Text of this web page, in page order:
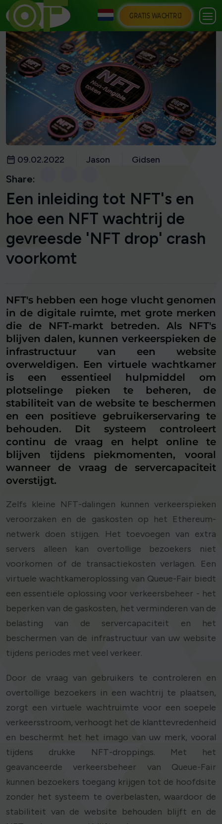
GRATIS WACHTRIJ
09.02.2022 Jason Gidsen
Share:
Een inleiding tot NFT's en
hoe een NFT wachtrij de
gevreesde 'NFT drop' crash
voorkomt
NFT's hebben een hoge vlucht genomen
in de digitale ruimte, met grote merken
die de NFT-markt betreden. Als NFT's
blijven dalen, kunnen verkeerspieken de
infrastructuur van een website
overweldigen. Een virtuele wachtkamer
is een essentieel hulpmiddel om
plotselinge pieken te beheren, de
stabiliteit van de website te beschermen
en een positieve gebruikerservaring te
behouden. Dit systeem controleert
continu de vraag en helpt online te
blijven tijdens piekmomenten, vooral
wanneer de vraag de servercapaciteit
overstijgt.
Zelfs kleine NFT-dalingen kunnen verkeerspieken
veroorzaken en de gaskosten op het Ethereum-
netwerk doen stijgen. Het toevoegen van extra
servers alleen kan overtollige bezoekers niet
voorkomen of de transactiekosten verlagen. Een
virtuele wachtkameroplossing van Queue-Fair biedt
een essentiële oplossing voor verkeersbeheer - het
beperken van de gaskosten, het verminderen van de
belasting van de servercapaciteit en het
beschermen van de infrastructuur van uw website
tijdens periodes met veel verkeer.
Door de vraag van gebruikers te controleren en
overtollige bezoekers in een wachtrij te plaatsen,
zorgt een virtuele wachtruimte voor een soepele
verkeersstroom, verhoogt het de klanttevredenheid
en beschermt het het imago van uw merk, vooral
tijdens drukke NFT-droppings. Met het
geavanceerde verkeersbeheer van Queue-Fair
kunnen bezoekers toegang krijgen tot de hoofdsite
zonder het systeem te overbelasten, waardoor de
stabiliteit van de website behouden blijft en de